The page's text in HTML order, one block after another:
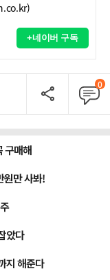
+네이버 구독
0